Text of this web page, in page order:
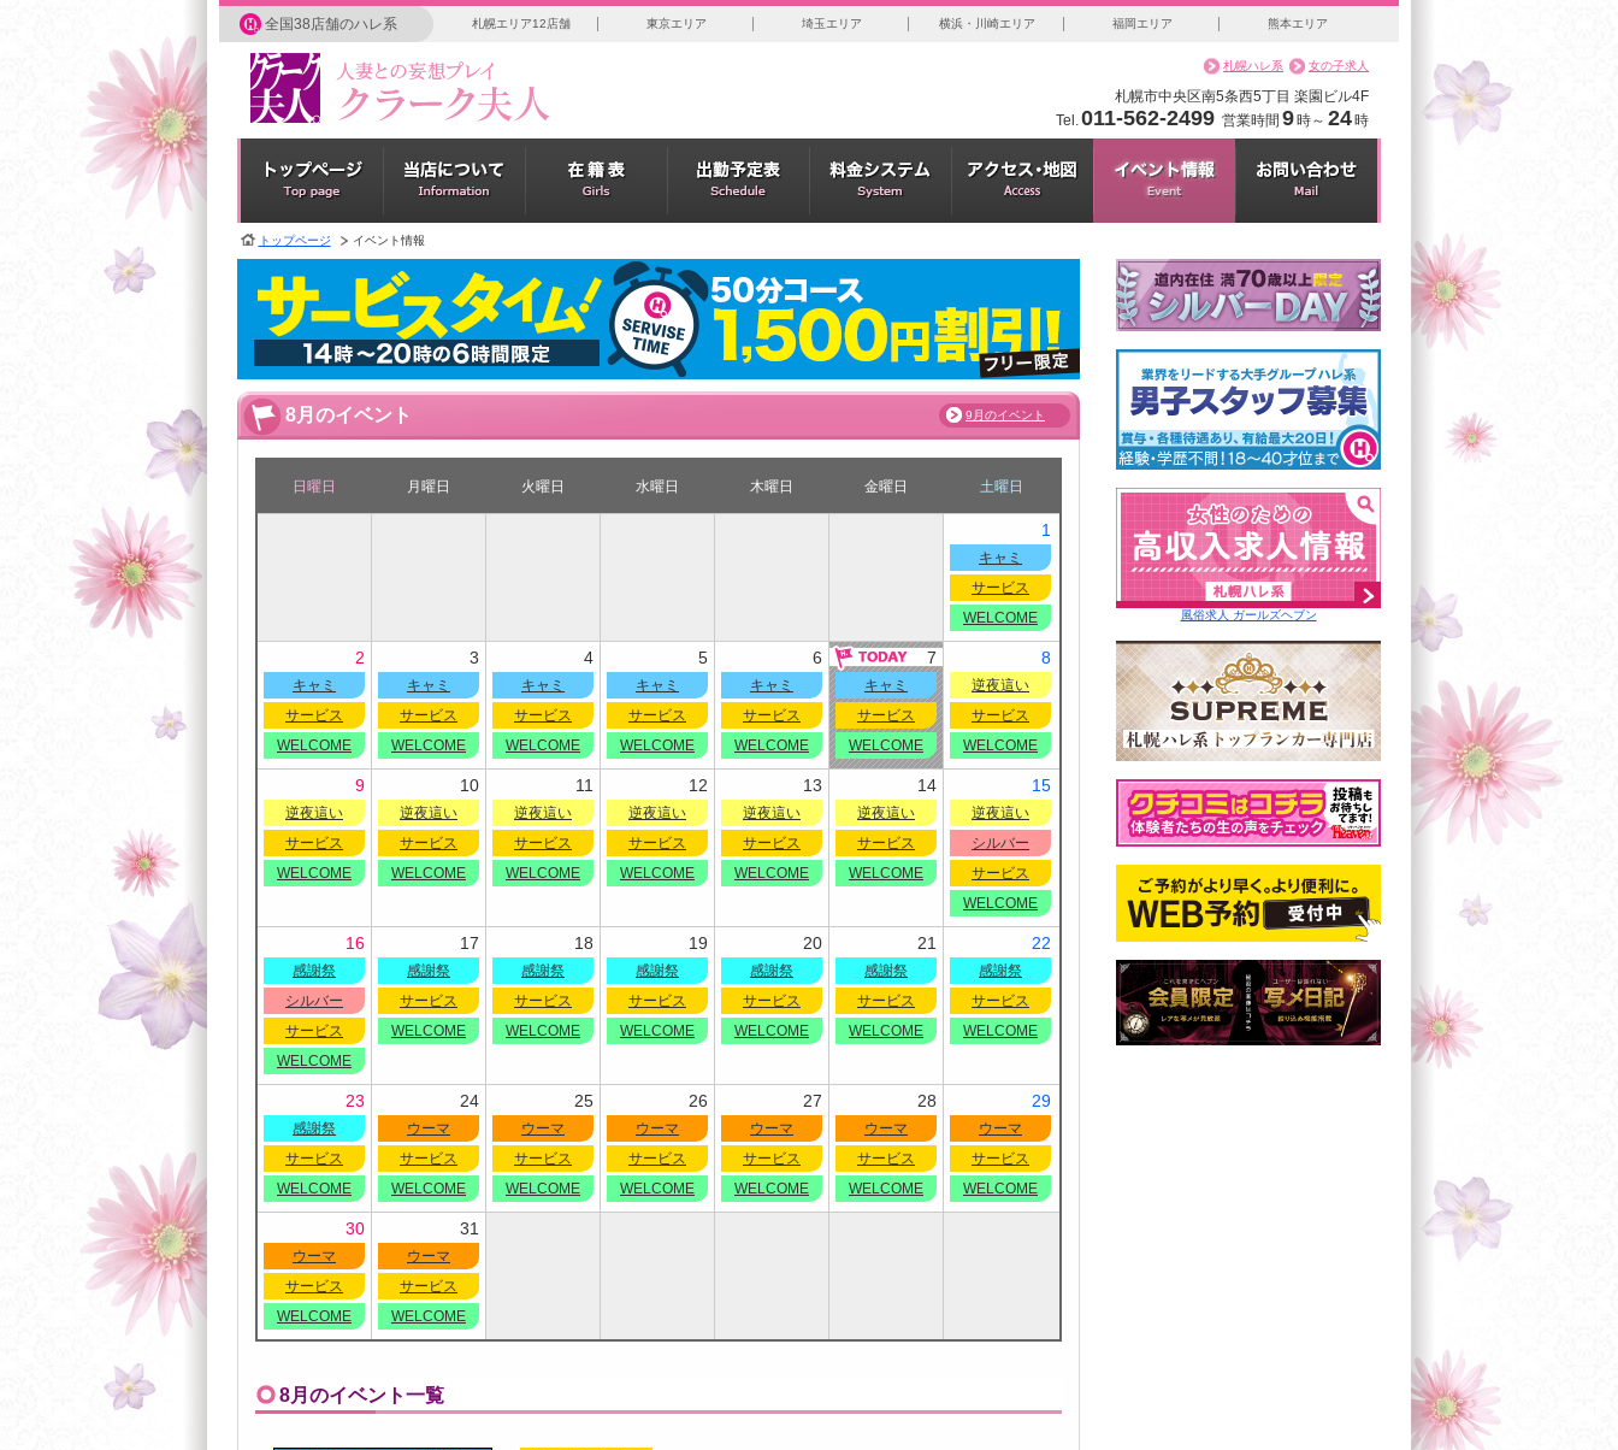
全国38店舗のハレ系 札幌エリア12店舗 東京エリア 埼玉エリア 横浜・川崎エリア 福岡エリア 熊本エリア
札幌市中央区南5条西5丁目 楽園ビル4F
Tel.011-562-2499 営業時間 9時～ 24時
札幌ハレ系 女の子求人
トップページ イベント情報
8月のイベント 9月のイベント
日曜日 月曜日 火曜日 水曜日 木曜日 金曜日 土曜日
1
キャミ
サービス
WELCOME
2
キャミ
サービス
WELCOME
3
キャミ
サービス
WELCOME
4
キャミ
サービス
WELCOME
5
キャミ
サービス
WELCOME
6
キャミ
サービス
WELCOME
7
キャミ
サービス
WELCOME
8
逆夜這い
サービス
WELCOME
9
逆夜這い
サービス
WELCOME
10
逆夜這い
サービス
WELCOME
11
逆夜這い
サービス
WELCOME
12
逆夜這い
サービス
WELCOME
13
逆夜這い
サービス
WELCOME
14
逆夜這い
サービス
WELCOME
15
逆夜這い
シルバー
サービス
WELCOME
16
感謝祭
シルバー
サービス
WELCOME
17
感謝祭
サービス
WELCOME
18
感謝祭
サービス
WELCOME
19
感謝祭
サービス
WELCOME
20
感謝祭
サービス
WELCOME
21
感謝祭
サービス
WELCOME
22
感謝祭
サービス
WELCOME
23
感謝祭
サービス
WELCOME
24
ウーマ
サービス
WELCOME
25
ウーマ
サービス
WELCOME
26
ウーマ
サービス
WELCOME
27
ウーマ
サービス
WELCOME
28
ウーマ
サービス
WELCOME
29
ウーマ
サービス
WELCOME
30
ウーマ
サービス
WELCOME
31
ウーマ
サービス
WELCOME
8月のイベント一覧
風俗求人 ガールズヘブン